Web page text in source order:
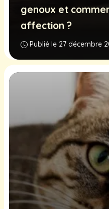
genoux et
affection ?
Publié le 27 décembre